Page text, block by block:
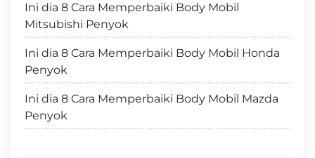
Ini dia 8 Cara Memperbaiki Body Mobil
Mitsubishi Penyok
Ini dia 8 Cara Memperbaiki Body Mobil Honda
Penyok
Ini dia 8 Cara Memperbaiki Body Mobil Mazda
Penyok